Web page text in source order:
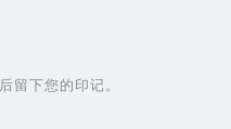
后留下您的印记。